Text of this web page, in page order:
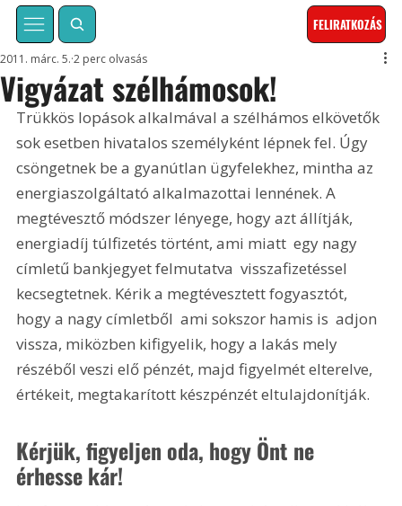
FELIRATKOZÁS
Vigyázat szélhámosok!
2011. márc. 5. 2 perc olvasás
Trükkös lopások alkalmával a szélhámos elkövetők
sok esetben hivatalos személyként lépnek fel. Úgy
csöngetnek be a gyanútlan ügyfelekhez, mintha az
energiaszolgáltató alkalmazottai lennének. A
megtévesztő módszer lényege, hogy azt állítják,
energiadíj túlfizetés történt, ami miatt  egy nagy
címletű bankjegyet felmutatva  visszafizetéssel
kecsegtetnek. Kérik a megtévesztett fogyasztót,
hogy a nagy címletből  ami sokszor hamis is  adjon
vissza, miközben kifigyelik, hogy a lakás mely
részéből veszi elő pénzét, majd figyelmét elterelve,
értékeit, megtakarított készpénzét eltulajdonítják.
Kérjük, figyeljen oda, hogy Önt ne
érhesse kár!